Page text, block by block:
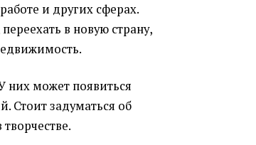
и других сферах.
в новую страну,
них может появиться
Стоит задуматься об